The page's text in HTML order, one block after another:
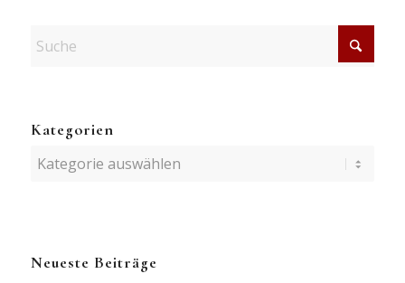
Kategorien
Kategorien
Neueste Beiträge